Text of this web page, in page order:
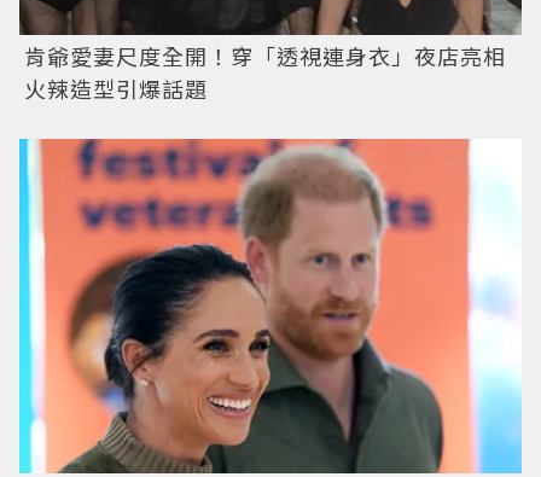
肯爺愛妻尺度全開！穿「透視連身衣」夜店亮相
火辣造型引爆話題